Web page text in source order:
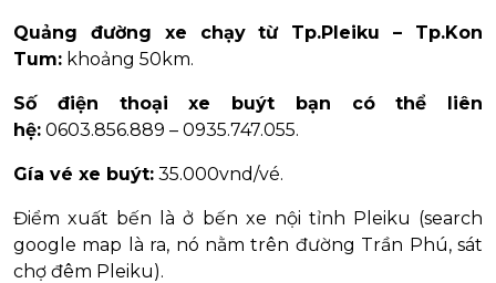
Quảng đường xe chạy từ Tp.Pleiku – Tp.Kon
Tum: khoảng 50km.
Số điện thoại xe buýt bạn có thể liên
hệ: 0603.856.889 – 0935.747.055.
Gía vé xe buýt: 35.000vnd/vé.
Điểm xuất bến là ở bến xe nội tỉnh Pleiku (search
google map là ra, nó nằm trên đường Trần Phú, sát
chợ đêm Pleiku).